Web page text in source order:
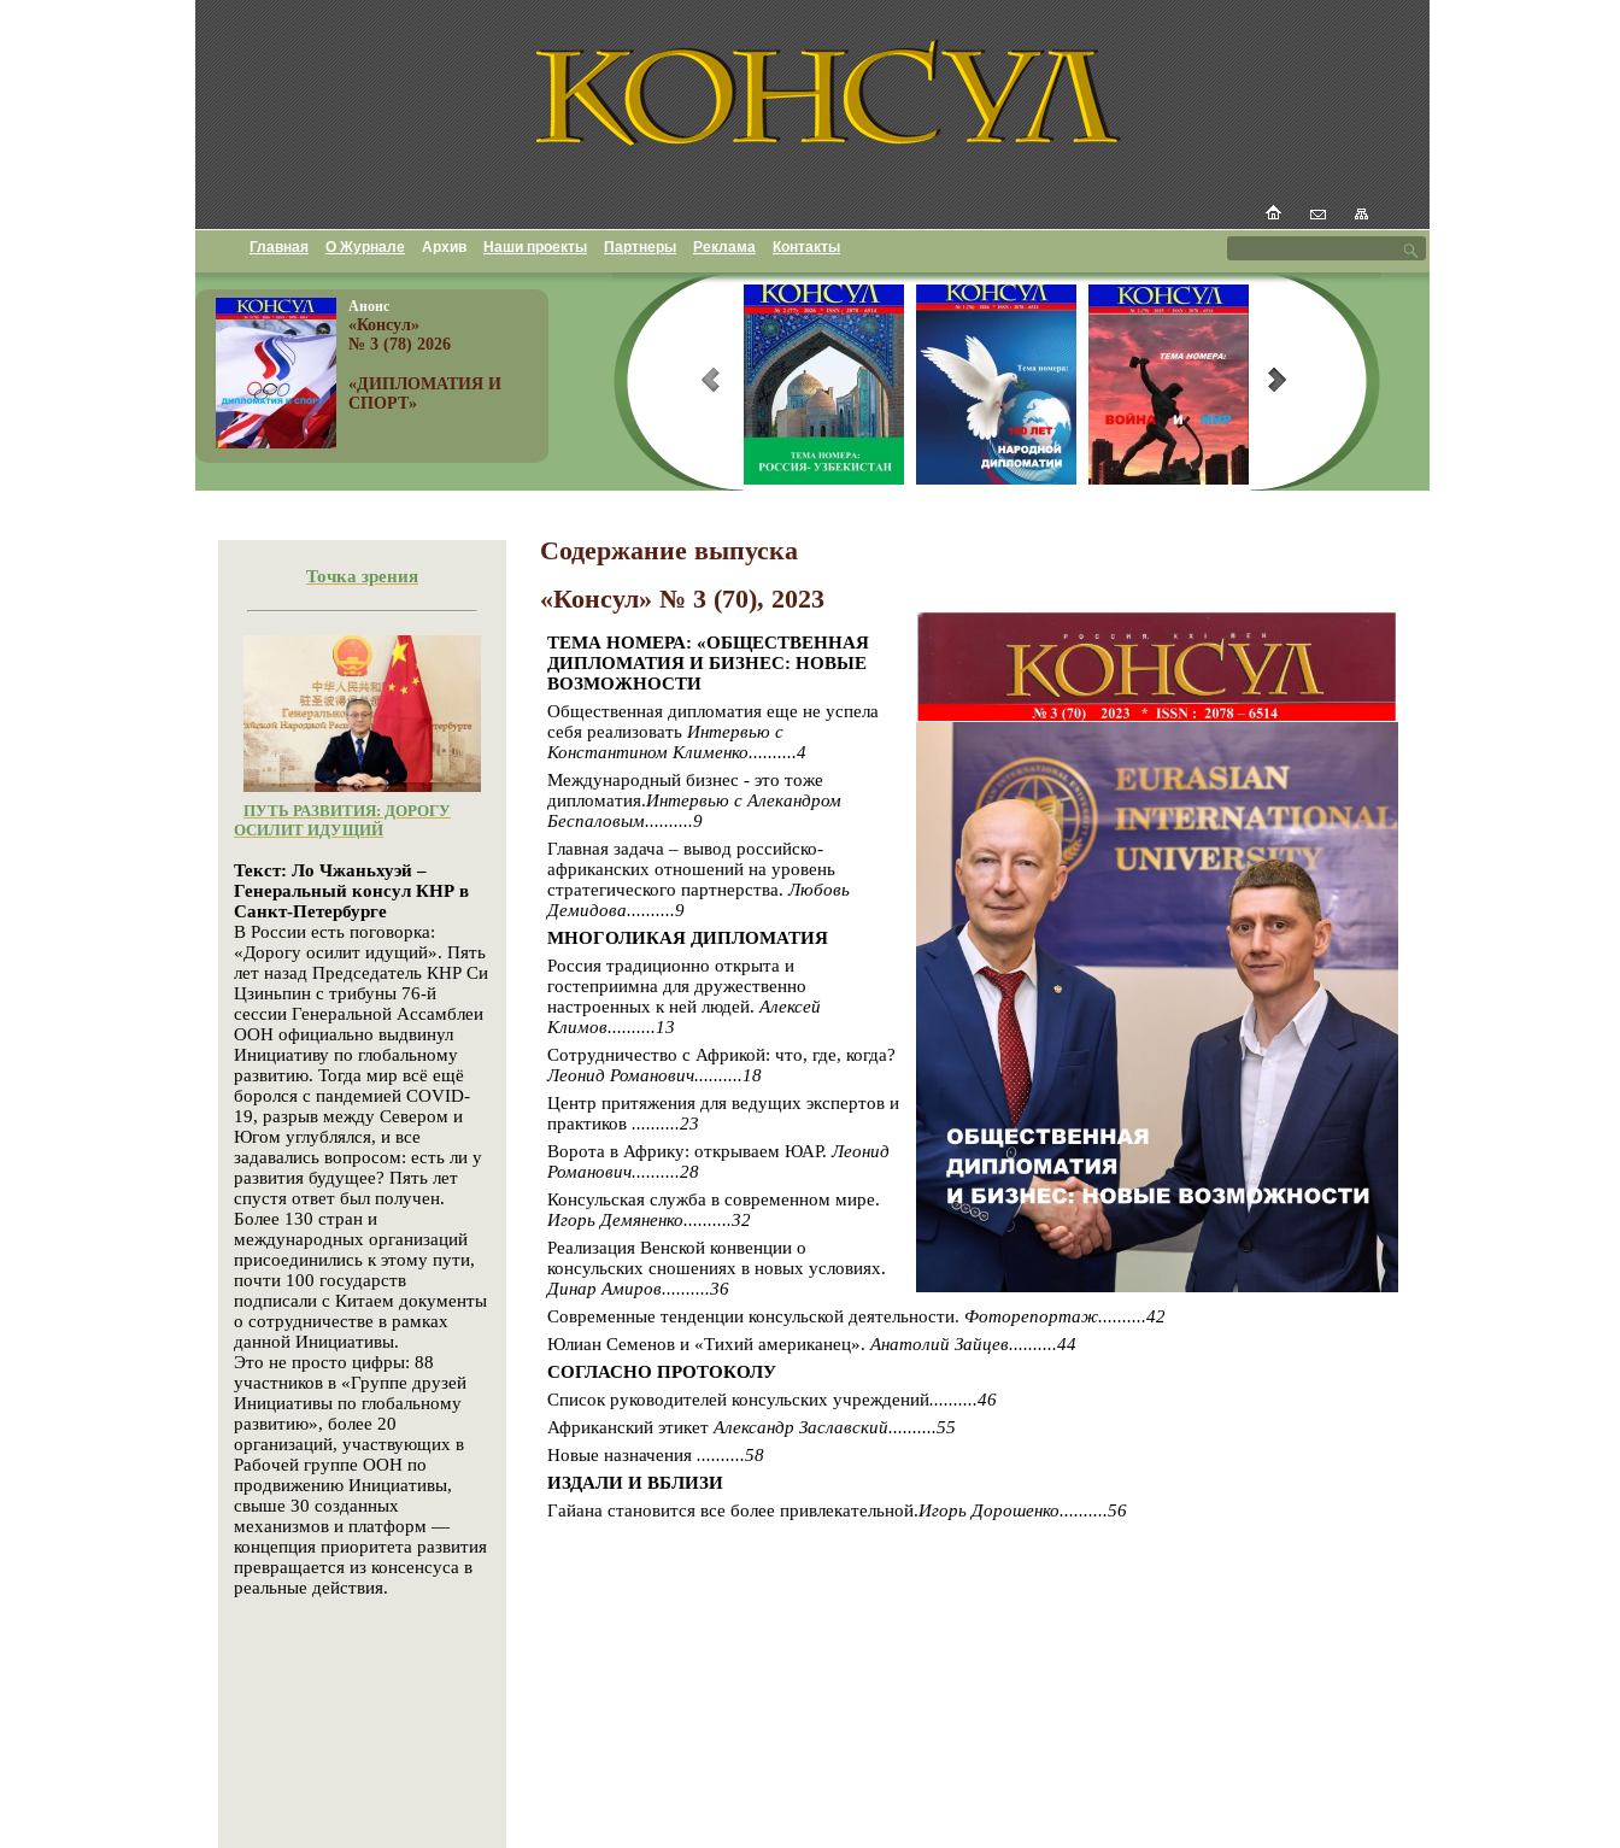
Главная О Журнале Архив Наши проекты Партнеры Реклама Контакты
Анонс
«Консул»
№ 3 (78) 2026
«ДИПЛОМАТИЯ И
СПОРТ»
Точка зрения
ПУТЬ РАЗВИТИЯ: ДОРОГУ
ОСИЛИТ ИДУЩИЙ
Текст: Ло Чжаньхуэй –
Генеральный консул КНР в
Санкт-Петербурге
В России есть поговорка:
«Дорогу осилит идущий». Пять
лет назад Председатель КНР Си
Цзиньпин с трибуны 76-й
сессии Генеральной Ассамблеи
ООН официально выдвинул
Инициативу по глобальному
развитию. Тогда мир всё ещё
боролся с пандемией COVID-
19, разрыв между Севером и
Югом углублялся, и все
задавались вопросом: есть ли у
развития будущее? Пять лет
спустя ответ был получен.
Более 130 стран и
международных организаций
присоединились к этому пути,
почти 100 государств
подписали с Китаем документы
о сотрудничестве в рамках
данной Инициативы.
Это не просто цифры: 88
участников в «Группе друзей
Инициативы по глобальному
развитию», более 20
организаций, участвующих в
Рабочей группе ООН по
продвижению Инициативы,
свыше 30 созданных
механизмов и платформ —
концепция приоритета развития
превращается из консенсуса в
реальные действия.
Содержание выпуска
«Консул» № 3 (70), 2023
ТЕМА НОМЕРА: «ОБЩЕСТВЕННАЯ
ДИПЛОМАТИЯ И БИЗНЕС: НОВЫЕ
ВОЗМОЖНОСТИ
Общественная дипломатия еще не успела
себя реализовать Интервью с
Константином Клименко..........4
Международный бизнес - это тоже
дипломатия.Интервью с Алекандром
Беспаловым..........9
Главная задача – вывод российско-
африканских отношений на уровень
стратегического партнерства.Любовь
Демидова..........9
МНОГОЛИКАЯ ДИПЛОМАТИЯ
Россия традиционно открыта и
гостеприимна для дружественно
настроенных к ней людей.Алексей
Климов..........13
Сотрудничество с Африкой: что, где, когда?
Леонид Романович..........18
Центр притяжения для ведущих экспертов и
практиков ..........23
Ворота в Африку: открываем ЮАР.Леонид
Романович..........28
Консульская служба в современном мире.
Игорь Демяненко..........32
Реализация Венской конвенции о
консульских сношениях в новых условиях.
Динар Амиров..........36
Современные тенденции консульской деятельности. Фоторепортаж..........42
Юлиан Семенов и «Тихий американец».Анатолий Зайцев..........44
СОГЛАСНО ПРОТОКОЛУ
Список руководителей консульских учреждений..........46
Африканский этикетАлександр Заславский..........55
Новые назначения ..........58
ИЗДАЛИ И ВБЛИЗИ
Гайана становится все более привлекательной.Игорь Дорошенко..........56